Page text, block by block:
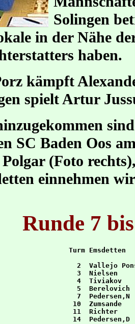
Solingen
in der Nähe
haben.
kämpft
spielt Artur
SC Baden Oos
(Foto
einnehmen
Runde 7
Turm
2  Vallejo
3  Nielsen
4  Tiviakov
5  Berelovich
7  Pedersen,N
10
11  Richter
14